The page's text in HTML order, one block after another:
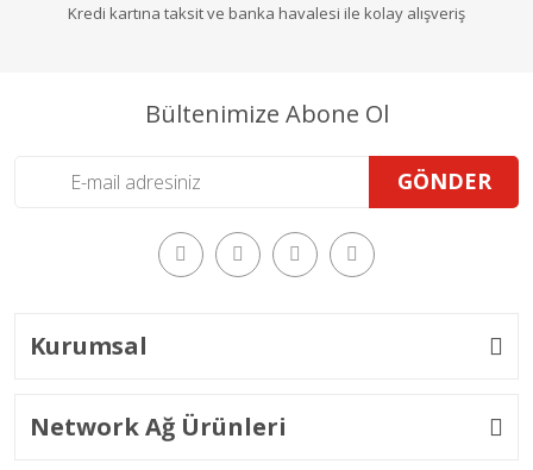
Kredi kartına taksit ve banka havalesi ile kolay alışveriş
Bültenimize Abone Ol
GÖNDER
Kurumsal
Network Ağ Ürünleri